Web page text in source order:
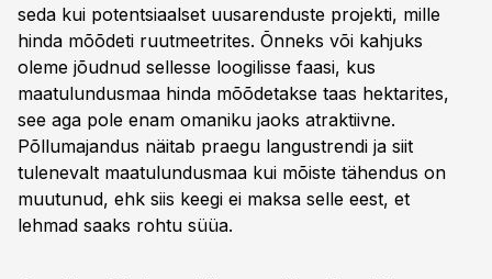
seda kui potentsiaalset uusarenduste projekti, mille
hinda mõõdeti ruutmeetrites. Õnneks või kahjuks
oleme jõudnud sellesse loogilisse faasi, kus
maatulundusmaa hinda mõõdetakse taas hektarites,
see aga pole enam omaniku jaoks atraktiivne.
Põllumajandus näitab praegu langustrendi ja siit
tulenevalt maatulundusmaa kui mõiste tähendus on
muutunud, ehk siis keegi ei maksa selle eest, et
lehmad saaks rohtu süüa.